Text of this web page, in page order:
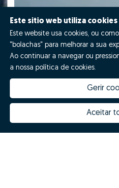
Este sitio web utiliza cookies
Este website usa cookies, ou
"bolachas" para melhorar a sua
Ao continuar a navegar ou
a nossa política de cookies.
Gerir
Aceitar